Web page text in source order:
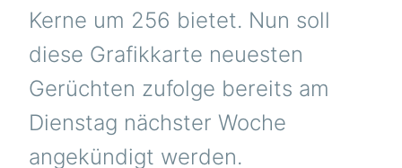
Kerne um 256 bietet. Nun soll
diese Grafikkarte neuesten
Gerüchten zufolge bereits am
Dienstag nächster Woche
angekündigt werden.